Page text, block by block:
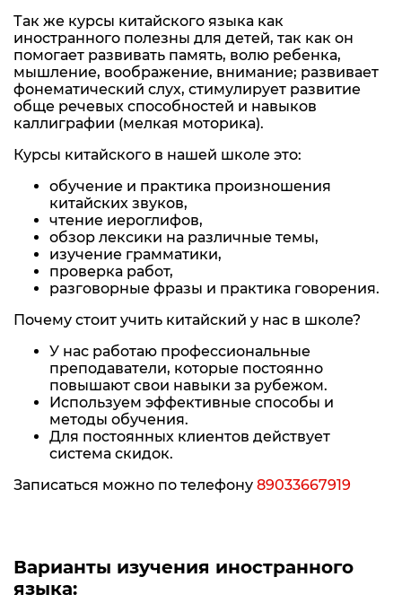
Так же курсы китайского языка как
иностранного полезны для детей, так как он
помогает развивать память, волю ребенка,
мышление, воображение, внимание; развивает
фонематический слух, стимулирует развитие
обще речевых способностей и навыков
каллиграфии (мелкая моторика).
Курсы китайского в нашей школе это:
обучение и практика произношения
китайских звуков,
чтение иероглифов,
обзор лексики на различные темы,
изучение грамматики,
проверка работ,
разговорные фразы и практика говорения.
Почему стоит учить китайский у нас в школе?
У нас работаю профессиональные
преподаватели, которые постоянно
повышают свои навыки за рубежом.
Используем эффективные способы и
методы обучения.
Для постоянных клиентов действует
система скидок.
Записаться можно по телефону 89033667919
Варианты изучения иностранного
языка: